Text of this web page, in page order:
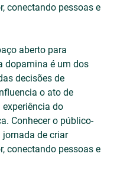
conectando pessoas e
aberto para
dopamina é um dos
decisões de
o ato de
do
Conhecer o público-
jornada de criar
conectando pessoas e